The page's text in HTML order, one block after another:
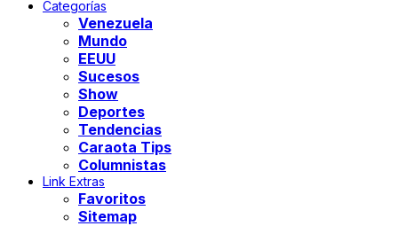
Categorías
Venezuela
Mundo
EEUU
Sucesos
Show
Deportes
Tendencias
Caraota Tips
Columnistas
Link Extras
Favoritos
Sitemap